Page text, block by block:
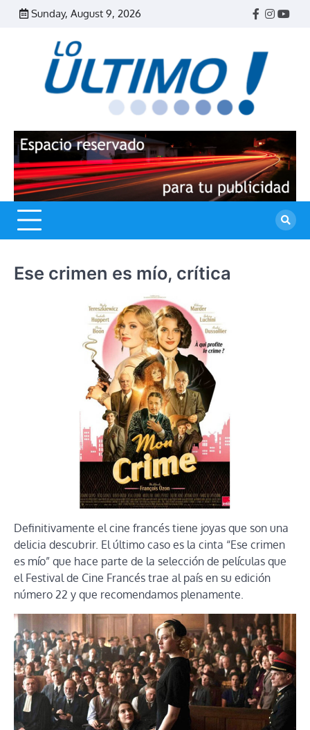
Skip
Sunday, August 9, 2026
Facebook
Ese crimen es mío, crítica
Definitivamente el cine francés tiene joyas que son una
delicia descubrir. El último caso es la cinta “Ese crimen
es mío” que hace parte de la selección de películas que
el Festival de Cine Francés trae al país en su edición
número 22 y que recomendamos plenamente.